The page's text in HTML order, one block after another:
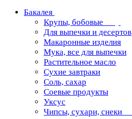
Бакалея
Крупы, бобовые
Для выпечки и десертов
Макаронные изделия
Мука, все для выпечки
Растительное масло
Сухие завтраки
Соль, сахар
Соевые продукты
Уксус
Чипсы, сухари, снеки